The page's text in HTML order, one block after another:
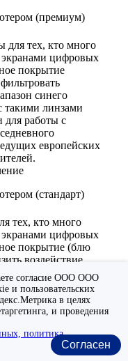
(премиум)
для тех, кто много
экранами цифровых
покрытие
синего
такими линзами
для работы с
европейских
(стандарт)
тех, кто много
экранами цифровых
покрытие (блю
воздействие
мониторов.
во
не для
Линзы
или Ю.-В. Азии.
(премиум)
согласие ООО ООО
и пользовательских
в целях
и проведения
политика
Согласен